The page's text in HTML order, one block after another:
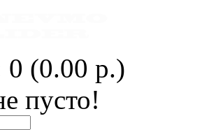
0 (0.00 р.)
пусто!